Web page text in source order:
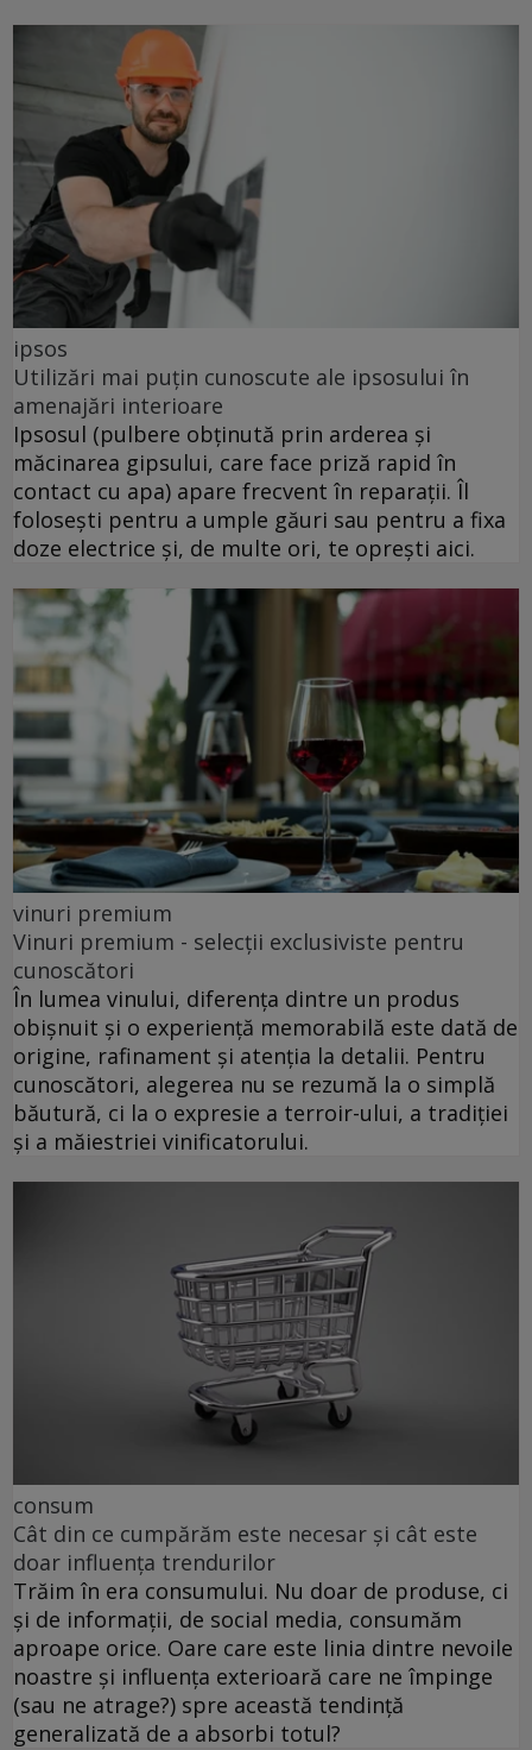
ipsos
Utilizări mai puțin cunoscute ale ipsosului în
amenajări interioare
Ipsosul (pulbere obținută prin arderea și
măcinarea gipsului, care face priză rapid în
contact cu apa) apare frecvent în reparații. Îl
folosești pentru a umple găuri sau pentru a fixa
doze electrice și, de multe ori, te oprești aici.
vinuri premium
Vinuri premium - selecții exclusiviste pentru
cunoscători
În lumea vinului, diferența dintre un produs
obișnuit și o experiență memorabilă este dată de
origine, rafinament și atenția la detalii. Pentru
cunoscători, alegerea nu se rezumă la o simplă
băutură, ci la o expresie a terroir-ului, a tradiției
și a măiestriei vinificatorului.
consum
Cât din ce cumpărăm este necesar și cât este
doar influența trendurilor
Trăim în era consumului. Nu doar de produse, ci
și de informații, de social media, consumăm
aproape orice. Oare care este linia dintre nevoile
noastre și influența exterioară care ne împinge
(sau ne atrage?) spre această tendință
generalizată de a absorbi totul?